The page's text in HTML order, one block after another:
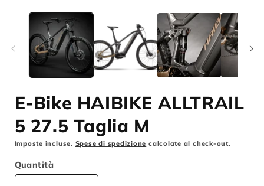
contenuti
multimediali
finestra
modale
E-Bike HAIBIKE ALLTRAIL
5 27.5 Taglia M
Imposte incluse. Spese di spedizione calcolate al check-out.
Quantità